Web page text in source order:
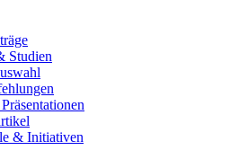
Studien
& Initiativen